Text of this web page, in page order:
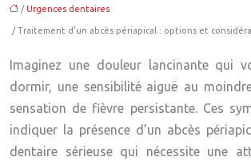
/Urgences dentaires
/ Traitement d’un abcès périapical : options et
Imaginez une douleur lancinante qui
dormir, une sensibilité aiguë au
sensation de fièvre persistante. Ces
indiquer la présence d’un abcès
dentaire sérieuse qui nécessite une